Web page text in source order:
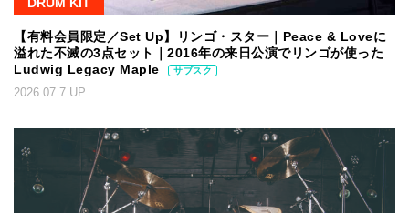
【有料会員限定／Set Up】リンゴ・スター｜Peace & Loveに
溢れた不滅の3点セット｜2016年の来日公演でリンゴが使った
Ludwig Legacy Maple
サブスク
2026.07.7 UP